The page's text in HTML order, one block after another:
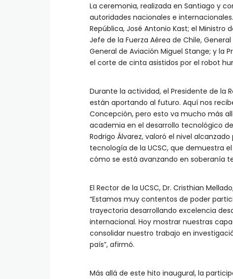
La ceremonia, realizada en Santiago y
autoridades nacionales e
República, José Antonio Kast; el Ministro
Jefe de la Fuerza Aérea de Chile, General
General de Aviación Miguel Stange; y la
el corte de cinta asistidos por el robot
Durante la actividad, el Presidente de la
están aportando al futuro. Aquí nos
Concepción, pero esto va mucho más
academia en el desarrollo tecnológico
Rodrigo Álvarez, valoró el nivel
tecnología de la UCSC, que demuestra
cómo se está avanzando en soberanía
El Rector de la UCSC, Dr. Cristhian
“Estamos muy contentos de poder
trayectoria desarrollando excelencia
internacional. Hoy mostrar nuestras
consolidar nuestro trabajo en
país”, afirmó.
Más allá de este hito inaugural, la